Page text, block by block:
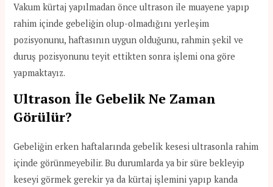
Vakum kürtaj yapılmadan önce ultrason ile muayene yapıp
rahim içinde gebeliğin olup-olmadığını yerleşim
pozisyonunu, haftasının uygun olduğunu, rahmin şekil ve
duruş pozisyonunu teyit ettikten sonra işlemi ona göre
yapmaktayız.
Ultrason İle Gebelik Ne Zaman
Görülür?
Gebeliğin erken haftalarında gebelik kesesi ultrasonla rahim
içinde görünmeyebilir. Bu durumlarda ya bir süre bekleyip
keseyi görmek gerekir ya da kürtaj işlemini yapıp kanda